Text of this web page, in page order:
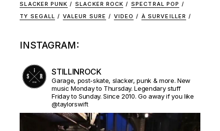
SLACKER PUNK
SLACKER ROCK
SPECTRAL POP
TY SEGALL
VALEUR SURE VIDEO À SURVEILLER
INSTAGRAM:
STILLINROCK
Garage, post-skate, slacker, punk & more. New
music Monday to Thursday. Legendary stuff
Friday to Sunday. Since 2010. Go away if you like
@taylorswift